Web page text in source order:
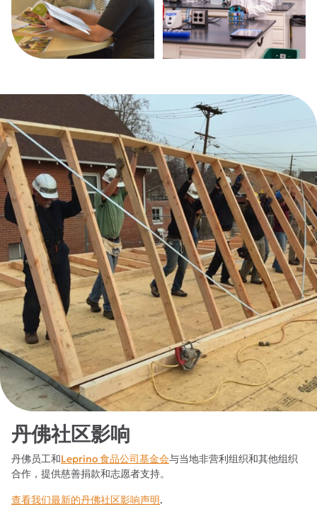
丹佛社区影响
丹佛员工和Leprino 食品公司基金会与当地非营利组织和其他组织
合作，提供慈善捐款和志愿者支持。
查看我们最新的丹佛社区影响声明.